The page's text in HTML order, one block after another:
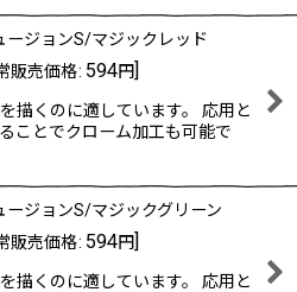
ージョンS/マジックレッド
販売価格: 594円]
描くのに適しています。 応用と
ことでクローム加工も可能で
ージョンS/マジックグリーン
販売価格: 594円]
描くのに適しています。 応用と